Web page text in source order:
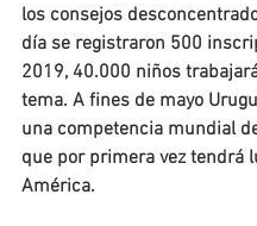
los consejos
día se registraron 500
2019, 40.000 niños
tema. A fines de mayo
una competencia mundial
que por primera vez tendrá
América.